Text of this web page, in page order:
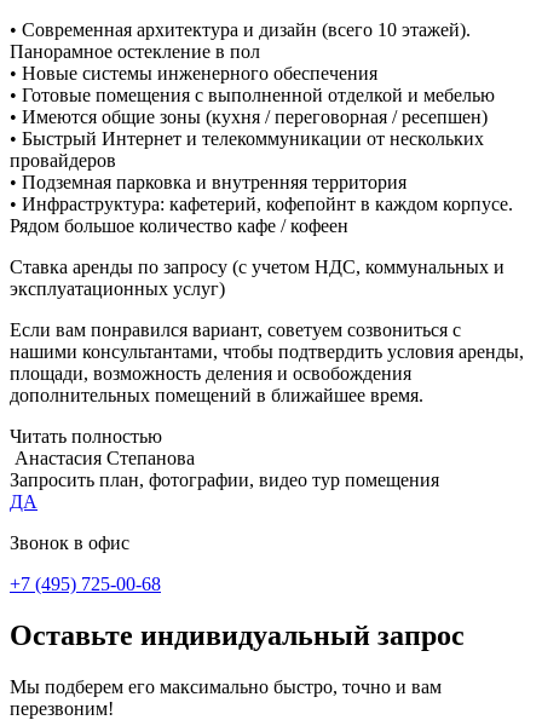
• Современная архитектура и дизайн (всего 10 этажей).
Панорамное остекление в пол
• Новые системы инженерного обеспечения
• Готовые помещения с выполненной отделкой и мебелью
• Имеются общие зоны (кухня / переговорная / ресепшен)
• Быстрый Интернет и телекоммуникации от нескольких
провайдеров
• Подземная парковка и внутренняя территория
• Инфраструктура: кафетерий, кофепойнт в каждом корпусе.
Рядом большое количество кафе / кофеен
Ставка аренды по запросу (с учетом НДС, коммунальных и
эксплуатационных услуг)
Если вам понравился вариант, советуем созвониться с
нашими консультантами, чтобы подтвердить условия аренды,
площади, возможность деления и освобождения
дополнительных помещений в ближайшее время.
Читать полностью
Анастасия Степанова
Запросить план, фотографии, видео тур помещения
ДА
Звонок в офис
+7 (495) 725-00-68
Оставьте индивидуальный запрос
Мы подберем его максимально быстро, точно и вам
перезвоним!